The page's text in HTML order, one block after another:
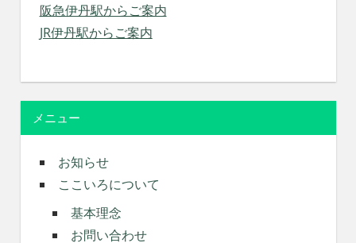
阪急伊丹駅からご案内
JR伊丹駅からご案内
メニュー
お知らせ
ここいろについて
基本理念
お問い合わせ